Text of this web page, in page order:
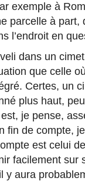
exemple à
parcelle à part,
l’endroit en
dans un
que celle
Certes, un
plus haut,
je pense,
fin de compte,
est celui
facilement sur
y aura